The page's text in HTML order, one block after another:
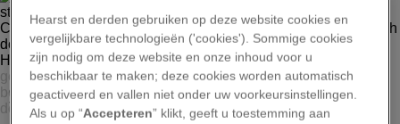
NASA, ESA, AND THE HUBBLE HERITAGE (STSCI/AURA)-ESA/HUBBLE
COLLABORATION. ACKNOWLEDGMENT: R. O’CONNELL (UNIVERSITY OF
VIRGINIA) AND THE WFC3 SCIENTIFIC OVERSIGHT COMMITTEE
Hearst en derden gebruiken op deze website cookies en
vergelijkbare technologieën ('cookies'). Sommige cookies
zijn nodig om deze website en onze inhoud voor u
beschikbaar te maken; deze cookies worden automatisch
geactiveerd en vallen niet onder uw voorkeursinstellingen.
Als u op “Accepteren” klikt, geeft u toestemming aan